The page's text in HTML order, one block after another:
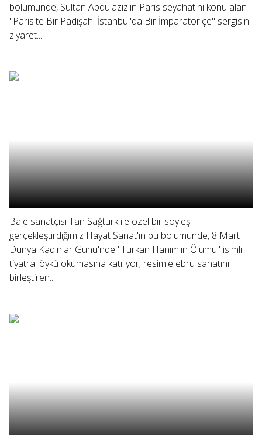
bölümünde, Sultan Abdülaziz'in Paris seyahatini konu alan
"Paris'te Bir Padişah: İstanbul'da Bir İmparatoriçe" sergisini
ziyaret...
Bale sanatçısı Tan Sağtürk ile özel bir söyleşi
gerçekleştirdiğimiz Hayat Sanat'ın bu bölümünde, 8 Mart
Dünya Kadınlar Günü'nde "Türkan Hanım'ın Ölümü" isimli
tiyatral öykü okumasına katılıyor; resimle ebru sanatını
birleştiren...